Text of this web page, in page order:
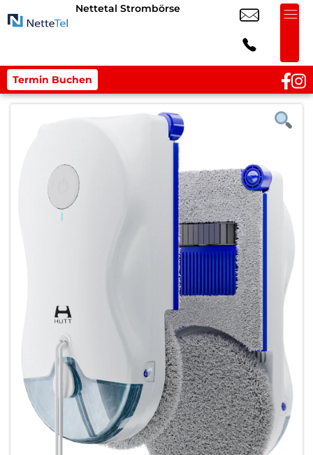
Nettetal Strombörse
Termin Buchen